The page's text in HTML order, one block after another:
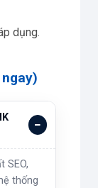
dụng.
SEO,
thống